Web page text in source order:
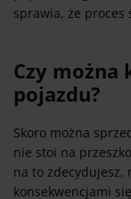
sprawia, że proces
Czy można
pojazdu?
Skoro można
nie stoi na
na to zdecydujesz,
konsekwencjami